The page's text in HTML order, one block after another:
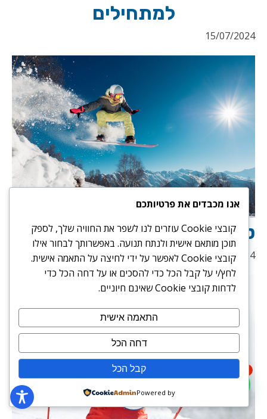
למתחילים
15/07/2024
טיפים חשובים לגולשי סנובורד
15/07/2024
אנו מכבדים את פרטיותכם
קובצי Cookie עוזרים לנו לשפר את החוויה שלך, לספק
תוכן מותאם אישית ולנתח תנועה. באפשרותך לבחור אילו
קובצי Cookie לאפשר על ידי לחיצה על התאמה אישית.
לחץ/י על קבל הכל כדי להסכים או על דחה הכל כדי
לדחות קובצי Cookie שאינם חיוניים.
התאמה אישית
דחה הכל
קבל הכל
Powered by